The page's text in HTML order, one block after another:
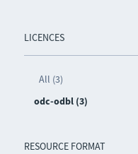
LICENCES
All (3)
odc-odbl (3)
RESOURCE FORMAT